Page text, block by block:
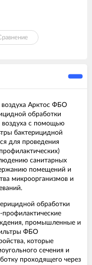
Арктос ФБО
обработки
воздуха с помощью
бактерицидной
для проведения
санитарных
помещений и
микроорганизмов и
обработки
промышленные и
ФБО
которые
сечения и
проходящего через